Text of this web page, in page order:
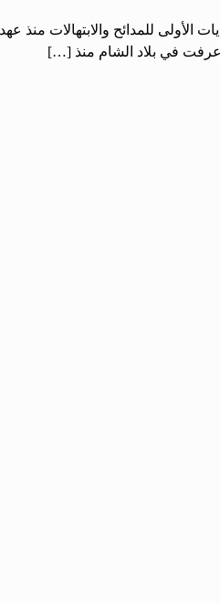
الأولى للمدائح والابتهالات منذ
عرفت في بلاد الشام منذ […]